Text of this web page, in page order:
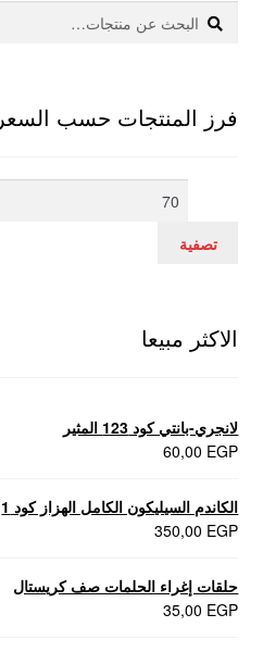
البحث
عن:
بحث
فرز المنتجات حسب السعر
أدنى
تصفية
الاكثر مبيعا
لانجري-بانتي كود 123 المثير
60,00 EGP
الكاندم السيليكون الكامل الهزاز كود 1
350,00 EGP
حلقات إغراء الحلمات صف كريستال
35,00 EGP